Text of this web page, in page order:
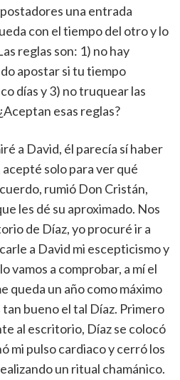
una entrada
con el tiempo del otro y lo
reglas son: 1) no hay
apostar si tu tiempo
días y 3) no truquear las
esas reglas?
a David, él parecía sí haber
solo para ver qué
rumió Don Cristán,
les dé su aproximado. Nos
de Díaz, yo procuré ir a
a David mi escepticismo y
vamos a comprobar, a mí el
queda un año como máximo
tan bueno el tal Díaz. Primero
al escritorio, Díaz se colocó
mi pulso cardiaco y cerró los
un ritual chamánico.